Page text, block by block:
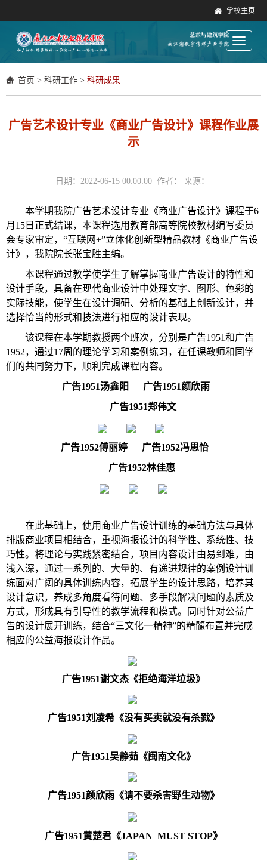
学校主页
Toggle
首页 > 科研工作 > 科研成果
广告艺术设计专业《商业广告设计》课程作业展
示
日期：2022-06-15 00:00:00 作者： 来源：
本学期我院广告艺术设计专业《商业广告设计》课程于6
月15 日正式结课，本课程选用教育部高等院校教材编写委员
会专家审定， “互联网+”立体化创新型精品教材《商业广告设
计》，我院院长张宝胜主编。
本课程通过教学使学生了解掌握商业广告设计的特性和
设计手段，具备在现代商业设计中处理文字、图形、色彩的
实际技能，使学生在设计调研、分析的基础上创新设计，并
选择恰当的形式和技法进行相应的设计表现。
该课程在本学期教授两个班次，分别是广告1951和广告
1952，通过17周的理论学习和案例练习，在任课教师和同学
们的共同努力下，顺利完成课程内容。
广告1951汤鑫阳 广告1951颜欣雨
广告1951郑伟文
广告1952傅丽婷 广告1952冯思怡
广告1952林佳惠
在此基础上，使用商业广告设计训练的基础方法与具体
排版商业项目相结合，重视海报设计的科学性、系统性、技
巧性。将理论与实践紧密结合，项目内容设计由易到难，由
浅入深，通过一系列的、大量的、有递进规律的案例设计训
练面对广阔的具体训练内容，拓展学生的设计思路，培养其
设计意识，养成多角度看待问题、多手段解决问题的素质及
方式，形成具有引导性的教学流程和模式。同时针对公益广
告的设计展开训练，结合“三文化一精神”的精髓布置并完成
相应的公益海报设计作品。
广告1951谢文杰《拒绝海洋垃圾》
广告1951刘凌希《没有买卖就没有杀戮》
广告1951吴静茹《闽南文化》
广告1951颜欣雨《请不要杀害野生动物》
广告1951黄楚君《JAPAN MUST STOP》